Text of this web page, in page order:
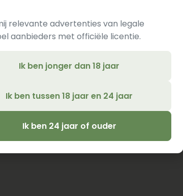
relevante advertenties van legale
aanbieders met officiële licentie.
Ik ben jonger dan 18 jaar
Ik ben tussen 18 jaar en 24 jaar
Ik ben 24 jaar of ouder